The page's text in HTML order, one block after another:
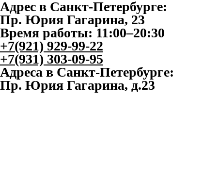
Адрес в Санкт-Петербурге:
Пр. Юрия Гагарина, 23
Время работы: 11:00–20:30
+7(921) 929-99-22
+7(931) 303-09-95
Адреса в Санкт-Петербурге:
Пр. Юрия Гагарина, д.23